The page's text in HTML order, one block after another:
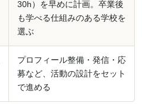
30h）を早めに計画。卒業後
も学べる仕組みのある学校を
選ぶ
プロフィール整備・発信・応
募など、活動の設計をセット
で進める